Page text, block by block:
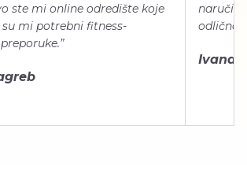
ste mi online odredište koje
mi potrebni fitness-
naručiti,
odlično
Ivana